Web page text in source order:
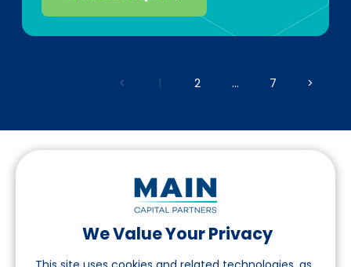
We Value Your Privacy
< 1 2 ... 7 >
Suivez-nous sur LinkedIn